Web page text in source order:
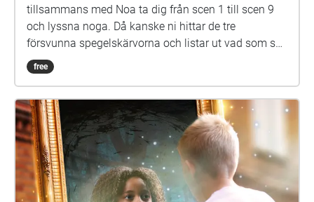
tillsammans med Noa ta dig från scen 1 till scen 9
och lyssna noga. Då kanske ni hittar de tre
försvunna spegelskärvorna och listar ut vad som ska
göras med dem. Det kan hända att fler försvunna
barn dyker upp i skärvorna. På skolgården kommer
här skolan för länge sen. Hon är virrig, men det lönar
sig att lyssna på henne. Siri och Selma kan du
däremot gärna akta dig för. Spegeln på skolgården-
äventyret är skrivet av Monica Vikström-Jokela. De
som gör rollerna är: Noa: Theo Zilliacus Siri: Rebecka
Mellgren Selma: Olivia Söderholm Abla: Beatrice
free